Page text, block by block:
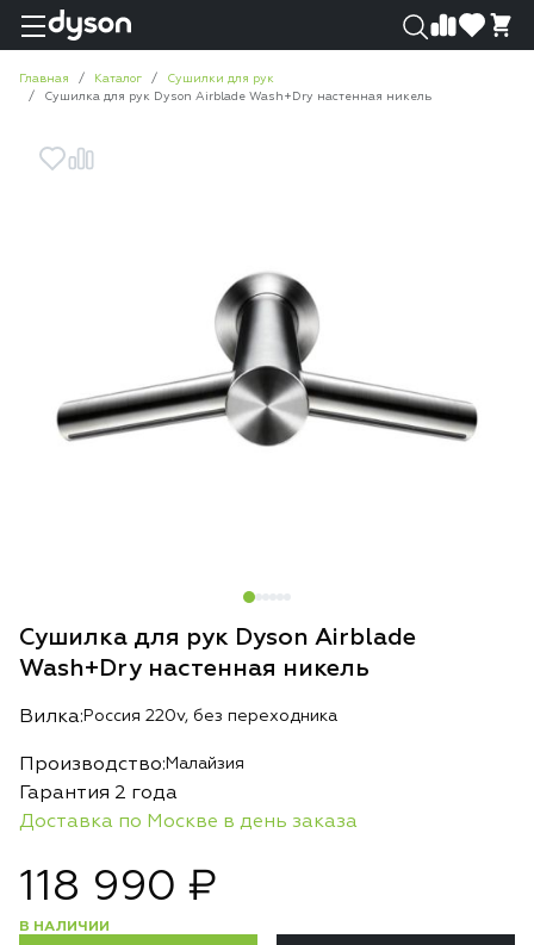
Главная Каталог
Сушилки для рук
Сушилка для рук Dyson Airblade Wash+Dry настенная никель
Сушилка для рук Dyson Airblade
Wash+Dry настенная никель
Вилка: Россия 220v, без переходника
Производство: Малайзия
Гарантия 2 года
Доставка по Москве в день заказа
118 990 ₽
В НАЛИЧИИ